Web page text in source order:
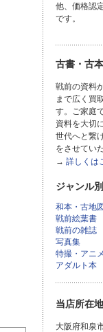
他、価格認
です。
古書・古
戦前の資料
まで広く買
す。ご家庭
資料を大切
世代へと繋
をさせてい
→ 詳しくは
ジャンル
和本・古地図
戦前絵葉書
戦前の雑誌
写真集
特撮・アニメ
アダルト本
当店所在地
大阪府和泉